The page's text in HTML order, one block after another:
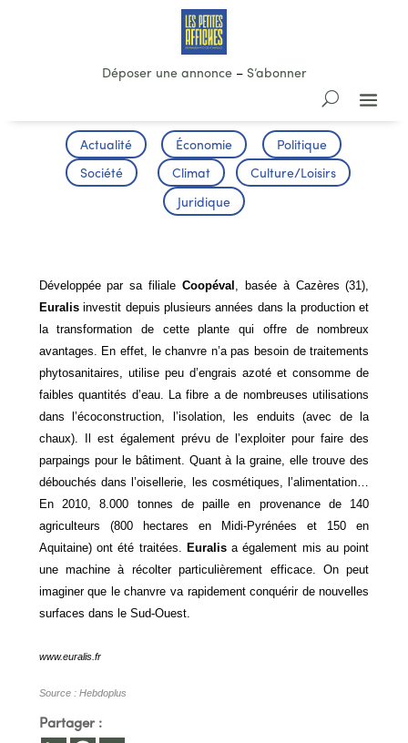
Déposer une annonce– S’abonner
Actualité Économie Politique
Société Climat Culture/Loisirs
Juridique
Développée par sa filiale Coopéval , basée à Cazères (31),
Euralisinvestit depuis plusieurs années dans la production et
la transformation de cette plante qui offre de nombreux
avantages. En effet, le chanvre n’a pas besoin de traitements
phytosanitaires, utilise peu d’engrais azoté et consomme de
faibles quantités d’eau. La fibre a de nombreuses utilisations
dans l’écoconstruction, l’isolation, les enduits (avec de la
chaux). Il est également prévu de l’exploiter pour faire des
parpaings pour le bâtiment. Quant à la graine, elle trouve des
débouchés dans l’oisellerie, les cosmétiques, l’alimentation…
En 2010, 8.000 tonnes de paille en provenance de 140
agriculteurs (800 hectares en Midi-Pyrénées et 150 en
Aquitaine) ont été traitées. Euralisa également mis au point
une machine à récolter particulièrement efficace. On peut
imaginer que le chanvre va rapidement conquérir de nouvelles
surfaces dans le Sud-Ouest.
www.euralis.fr
Source : Hebdoplus
Partager :